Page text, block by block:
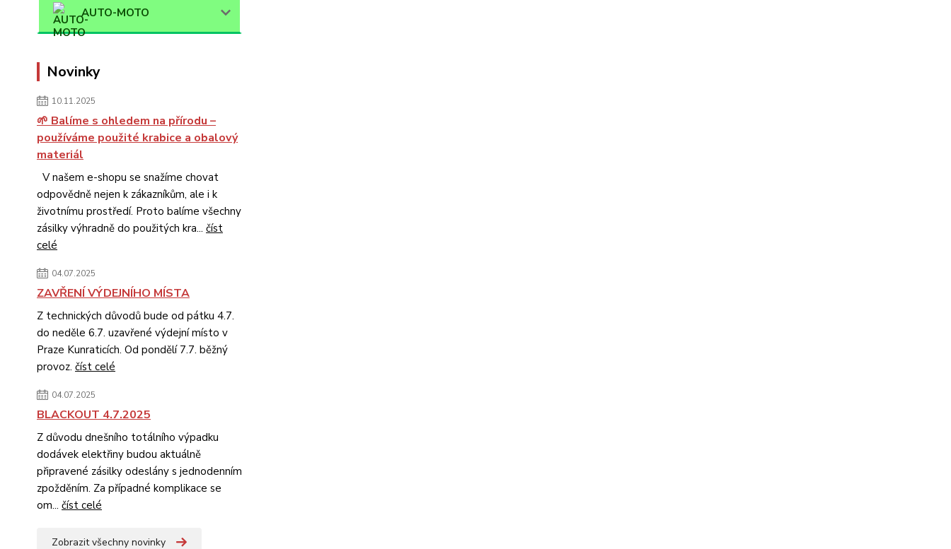
AUTO-MOTO
Novinky
10.11.2025
🌱 Balíme s ohledem na přírodu –
používáme použité krabice a obalový
materiál
V našem e-shopu se snažíme chovat
odpovědně nejen k zákazníkům, ale i k
životnímu prostředí. Proto balíme všechny
zásilky výhradně do použitých kra... číst
celé
04.07.2025
ZAVŘENÍ VÝDEJNÍHO MÍSTA
Z technických důvodů bude od pátku 4.7.
do neděle 6.7. uzavřené výdejní místo v
Praze Kunraticích. Od pondělí 7.7. běžný
provoz. číst celé
04.07.2025
BLACKOUT 4.7.2025
Z důvodu dnešního totálního výpadku
dodávek elektřiny budou aktuálně
připravené zásilky odeslány s jednodenním
zpožděním. Za případné komplikace se
om... číst celé
Zobrazit všechny novinky